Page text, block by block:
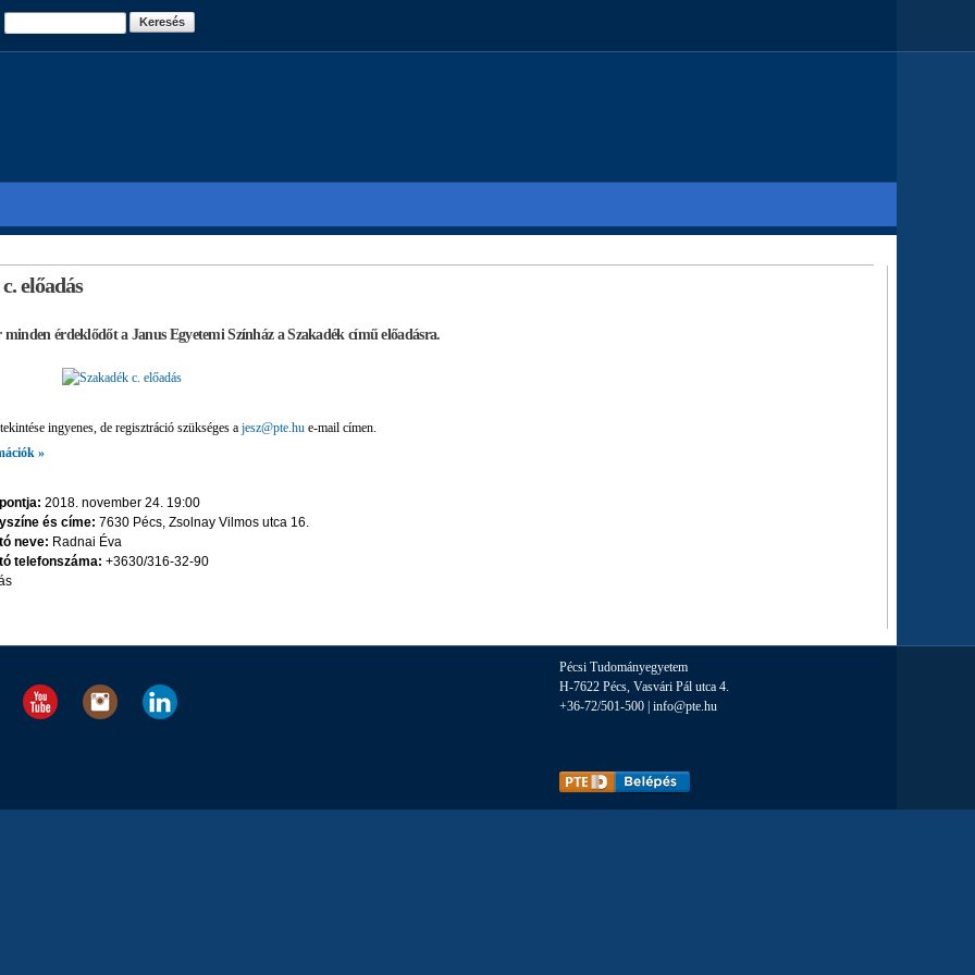
Ugrás a
tartalomra
Keresés
előadás
minden érdeklődőt a Janus Egyetemi Színház a Szakadék című előadásra.
ingyenes, de regisztráció szükséges a jesz@pte.hu e-mail címen.
»
2018. november 24. 19:00
és címe: 7630 Pécs, Zsolnay Vilmos utca 16.
neve: Radnai Éva
telefonszáma: +3630/316-32-90
Pécsi Tudományegyetem
H-7622 Pécs, Vasvári Pál utca 4.
+36-72/501-500 | info@pte.hu